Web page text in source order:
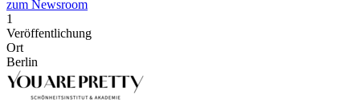
zum Newsroom
1
Veröffentlichung
Ort
Berlin